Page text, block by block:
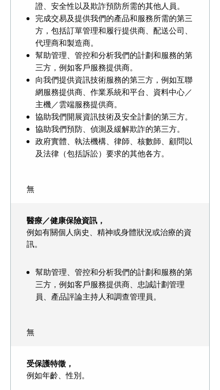
證、安全性以及欺詐預防所需的其他人員。
完成交易及提供我們的產品和服務所需的第三
方，包括訂單管理和履行提供商、配送公司、
代理商和製造商。
幫助管理、管控和分析我們的計劃和服務的第
三方，例如客戶服務提供商。
向我們提供資訊技術服務的第三方，例如互聯
網服務提供商、作業系統和平台、資料中心／
主機／雲端服務提供商。
協助我們開展資訊技術及安全計劃的第三方。
協助我們預防、偵測及緩解欺詐的第三方。
政府實體、執法機構、律師、核數師、顧問以
及法律（包括訴訟）要求的其他各方。
無
醫療／健康保險資訊，
例如有關個人病史、精神或身體狀況或治療的資
訊。
幫助管理、管控和分析我們的計劃和服務的第
三方，例如客戶服務提供商、忠誠計劃管理
員、產品評論主持人和調查管理員。
無
受保護特徵，
例如年齡、性別。